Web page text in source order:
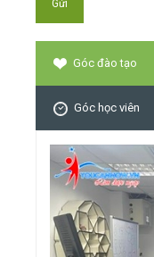
Góc đào tạo
Góc học viên